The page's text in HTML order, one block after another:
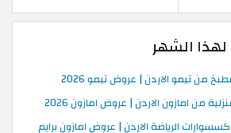
الشهر
من امازون الاردن | عروض امازون 2026
الرياضة الاردن | عروض امازون برايم